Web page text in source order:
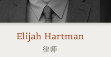
Elijah Hartman
律师